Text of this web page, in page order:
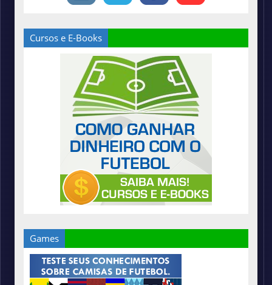
Cursos e E-Books
Games